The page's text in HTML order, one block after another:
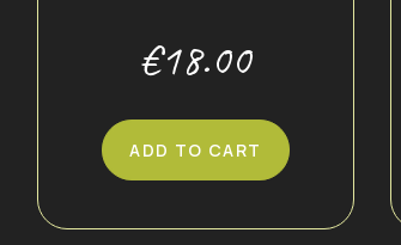
€18.00
ADD TO CART